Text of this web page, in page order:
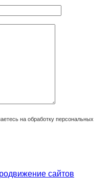
на обработку персональных
сайтов